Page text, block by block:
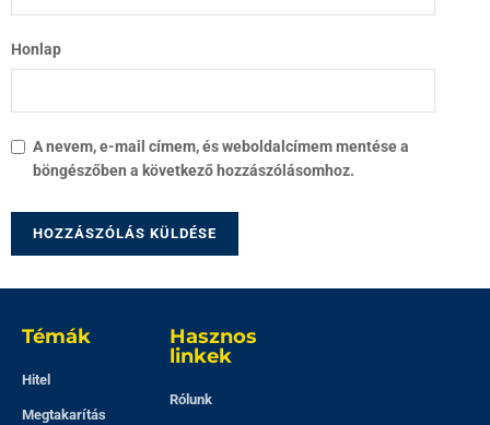
Honlap
A nevem, e-mail címem, és weboldalcímem mentése a
böngészőben a következő hozzászólásomhoz.
Témák
Hitel
Megtakarítás
Hasznos
linkek
Rólunk